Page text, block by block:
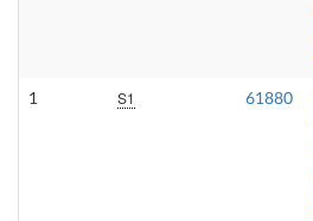
1 S1 61880